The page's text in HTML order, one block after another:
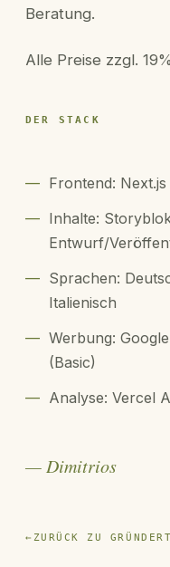
Beratung.
Alle Preise zzgl.
DER STACK
— Frontend:
— Inhalte:
Entwurf/
— Sprachen:
Italienisch
— Werbung:
(Basic)
— Analyse: Vercel
— Dimitrios
← ZURÜCK ZU